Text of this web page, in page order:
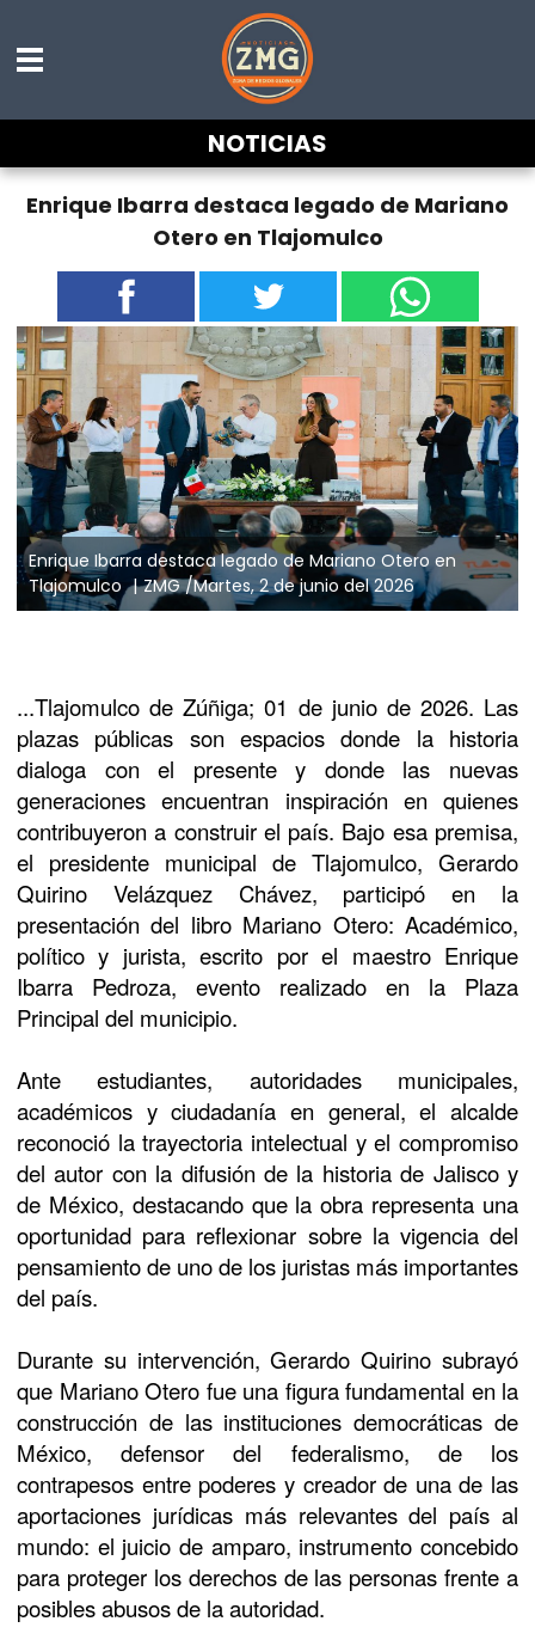
NOTICIAS
Enrique Ibarra destaca legado de Mariano
Otero en Tlajomulco
Enrique Ibarra destaca legado de Mariano Otero en
Tlajomulco
ZMG /Martes, 2 de junio del 2026
...Tlajomulco de Zúñiga; 01 de junio de 2026. Las
plazas públicas son espacios donde la historia
dialoga con el presente y donde las nuevas
generaciones encuentran inspiración en quienes
contribuyeron a construir el país. Bajo esa premisa,
el presidente municipal de Tlajomulco, Gerardo
Quirino Velázquez Chávez, participó en la
presentación del libro Mariano Otero: Académico,
político y jurista, escrito por el maestro Enrique
Ibarra Pedroza, evento realizado en la Plaza
Principal del municipio.
Ante estudiantes, autoridades municipales,
académicos y ciudadanía en general, el alcalde
reconoció la trayectoria intelectual y el compromiso
del autor con la difusión de la historia de Jalisco y
de México, destacando que la obra representa una
oportunidad para reflexionar sobre la vigencia del
pensamiento de uno de los juristas más importantes
del país.
Durante su intervención, Gerardo Quirino subrayó
que Mariano Otero fue una figura fundamental en la
construcción de las instituciones democráticas de
México, defensor del federalismo, de los
contrapesos entre poderes y creador de una de las
aportaciones jurídicas más relevantes del país al
mundo: el juicio de amparo, instrumento concebido
para proteger los derechos de las personas frente a
posibles abusos de la autoridad.